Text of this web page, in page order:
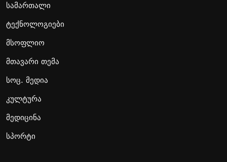
სამართალი
ტექნოლოგიები
მსოფლიო
მთავარი თემა
სოც. მედია
კულტურა
მედიცინა
სპორტი